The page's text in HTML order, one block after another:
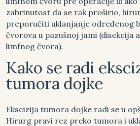
zabrinutost da se rak proširio,
preporučiti uklanjanje određenog
čvorova u pazušnoj jami (disekcija
limfnog čvora).
Kako se radi
tumora dojke
Ekscizija tumora dojke radi se u
Hirurg pravi rez preko tumora i